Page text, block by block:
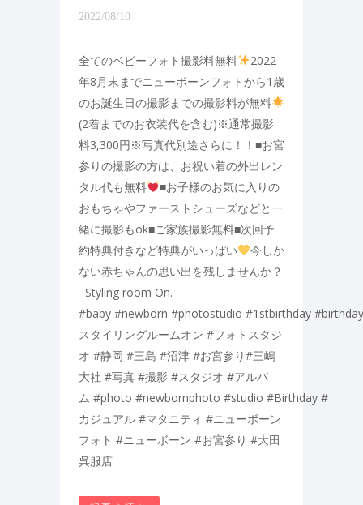
2022/08/10
全てのベビーフォト撮影料無料
2022
年8月末までニューボーンフォトから1歳
のお誕生日の撮影までの撮影料が無料
(2着までのお衣装代を含む)※通常撮影
料3,300円※写真代別途さらに！！■お宮
参りの撮影の方は、お祝い着の外出レン
タル代も無料
■お子様のお気に入りの
おもちゃやファーストシューズなどと一
緒に撮影もok■ご家族撮影無料■次回予
約特典付きなど特典がいっぱい
今しか
ない赤ちゃんの思い出を残しませんか？
Styling room On.
#baby #newborn #photostudio #1stbirthday
スタイリングルームオン #フォトスタジ
オ #静岡 #三島 #沼津 #お宮参り#三嶋
大社 #写真 #撮影 #スタジオ #アルバ
ム #photo #newbornphoto #studio #Birthday #
カジュアル #マタニティ #ニューボーン
フォト #ニューボーン #お宮参り #大田
呉服店